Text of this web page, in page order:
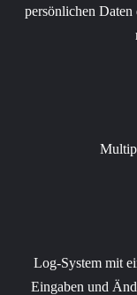
persönlichen
Log-System mit
Eingaben und